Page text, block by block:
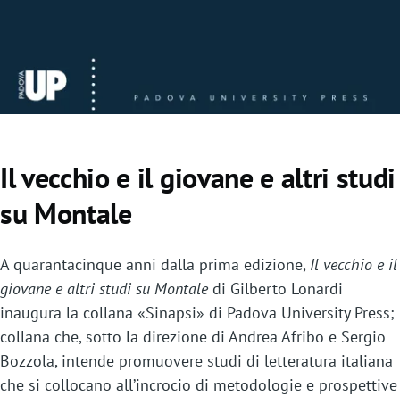
Il vecchio e il giovane e altri studi
su Montale
A quarantacinque anni dalla prima edizione, Il vecchio e il
giovane e altri studi su Montaledi Gilberto Lonardi
inaugura la collana «Sinapsi» di Padova University Press;
collana che, sotto la direzione di Andrea Afribo e Sergio
Bozzola, intende promuovere studi di letteratura italiana
che si collocano all’incrocio di metodologie e prospettive